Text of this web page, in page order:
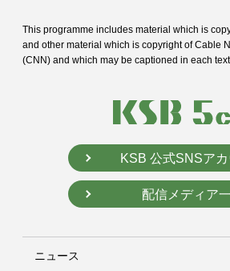
This programme includes material which is
and other material which is copyright of Cable
(CNN) and which may be captioned in each
KSB 公式SNSアカ
配信メディア
ニュース